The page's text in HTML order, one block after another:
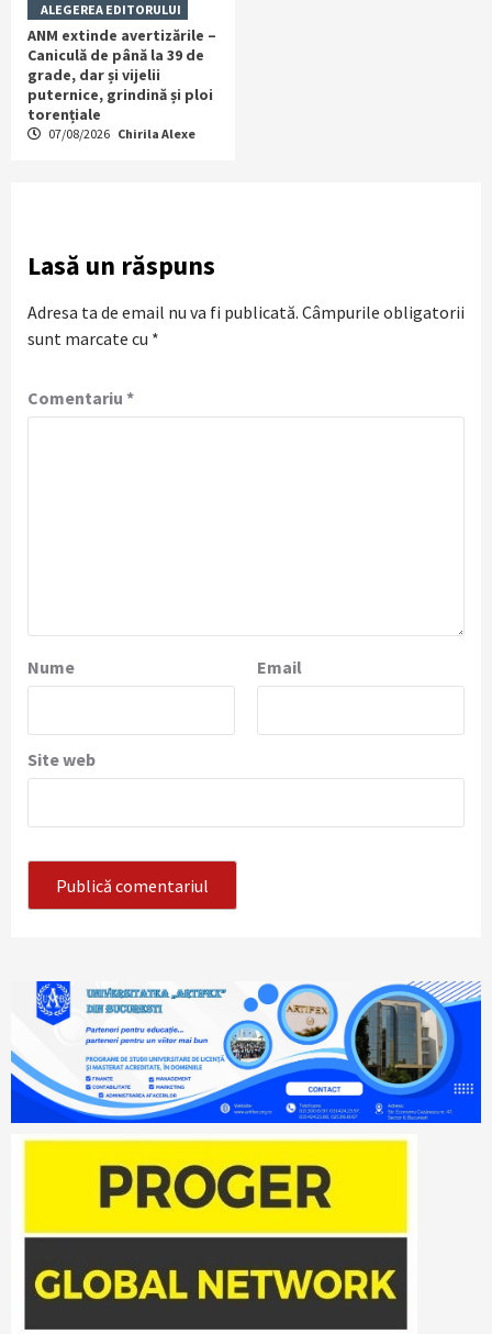
ALEGEREA EDITORULUI
ANM extinde avertizările –
Caniculă de până la 39 de
grade, dar și vijelii
puternice, grindină și ploi
torențiale
07/08/2026 Chirila Alexe
Lasă un răspuns
Adresa ta de email nu va fi publicată. Câmpurile obligatorii
sunt marcate cu *
Comentariu *
Nume Email
Site web